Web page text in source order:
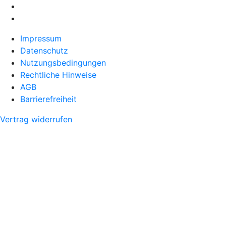
Impressum
Datenschutz
Nutzungsbedingungen
Rechtliche Hinweise
AGB
Barrierefreiheit
Vertrag widerrufen